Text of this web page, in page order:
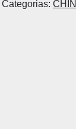
Categorias: